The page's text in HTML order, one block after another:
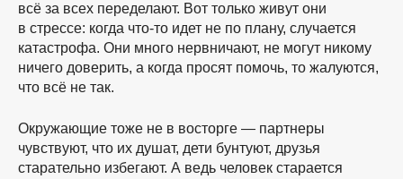
всё за всех переделают. Вот только живут они
в стрессе: когда что-то идет не по плану, случается
катастрофа. Они много нервничают, не могут никому
ничего доверить, а когда просят помочь, то жалуются,
что всё не так.
Окружающие тоже не в восторге — партнеры
чувствуют, что их душат, дети бунтуют, друзья
старательно избегают. А ведь человек старается